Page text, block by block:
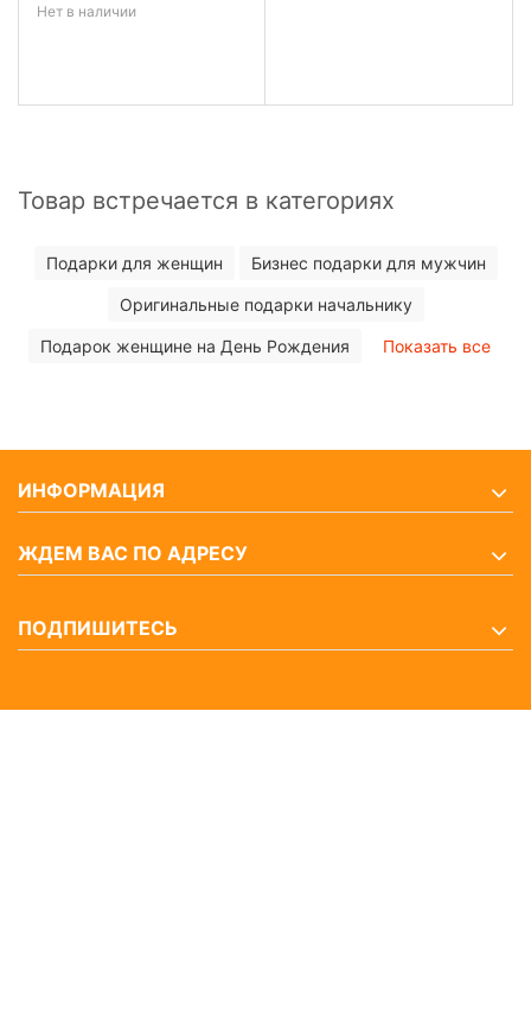
Нет в наличии
Товар встречается в категориях
Подарки для женщин Бизнес подарки для мужчин
Оригинальные подарки начальнику
Подарок женщине на День Рождения Показать все
ИНФОРМАЦИЯ
ЖДЕМ ВАС ПО АДРЕСУ
ПОДПИШИТЕСЬ